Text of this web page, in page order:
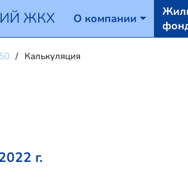
ЖКХ О компании
Калькуляция
г.